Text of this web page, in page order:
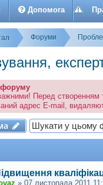
Допомога
Форуми
Перед створенням
адрес E-mail,
а
» 07 листопада 2011